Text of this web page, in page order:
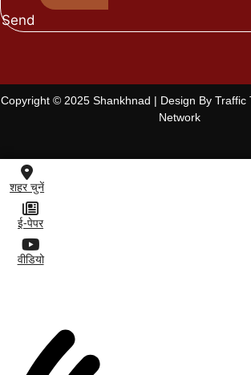
Send
Copyright © 2025 Shankhnad | Design By Traffic
Network
शहर चुनें
ई-पेपर
वीडियो